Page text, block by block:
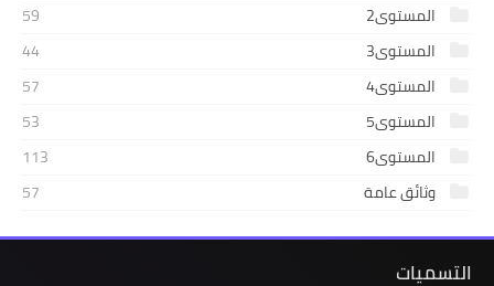
المستوى2
59
المستوى3
44
المستوى4
57
المستوى5
53
المستوى6
113
وثائق عامة
57
التسميات